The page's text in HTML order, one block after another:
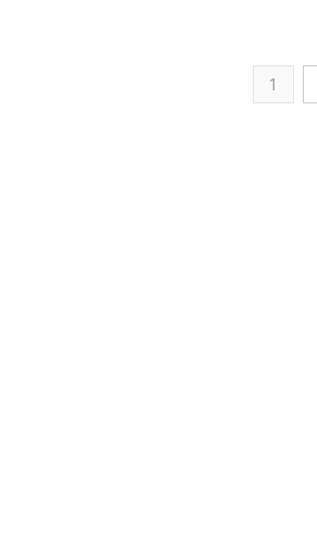
NISAで保有しているものを代用有価証券（委託保証金
の代わり）にすることも出来ないため、 実質、すでに
1